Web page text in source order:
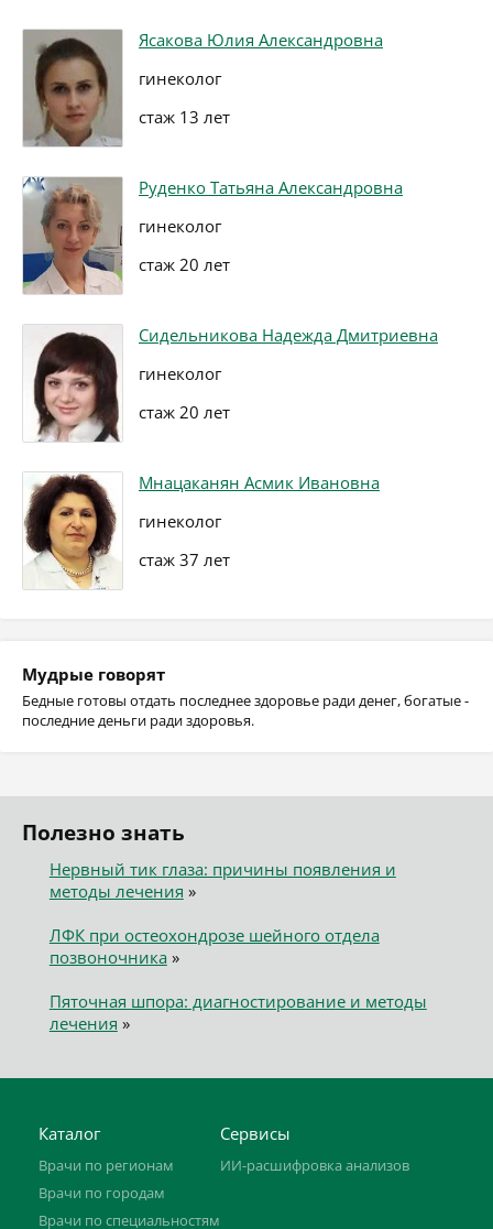
Ясакова Юлия Александровна
гинеколог
стаж 13 лет
Руденко Татьяна Александровна
гинеколог
стаж 20 лет
Сидельникова Надежда Дмитриевна
гинеколог
стаж 20 лет
Мнацаканян Асмик Ивановна
гинеколог
стаж 37 лет
Мудрые говорят
Бедные готовы отдать последнее здоровье ради денег, богатые -
последние деньги ради здоровья.
Полезно знать
Нервный тик глаза: причины появления и
методы лечения »
ЛФК при остеохондрозе шейного отдела
позвоночника»
Пяточная шпора: диагностирование и методы
лечения »
Каталог
Врачи по регионам
Врачи по городам
Врачи по специальностям
Сервисы
ИИ-расшифровка анализов